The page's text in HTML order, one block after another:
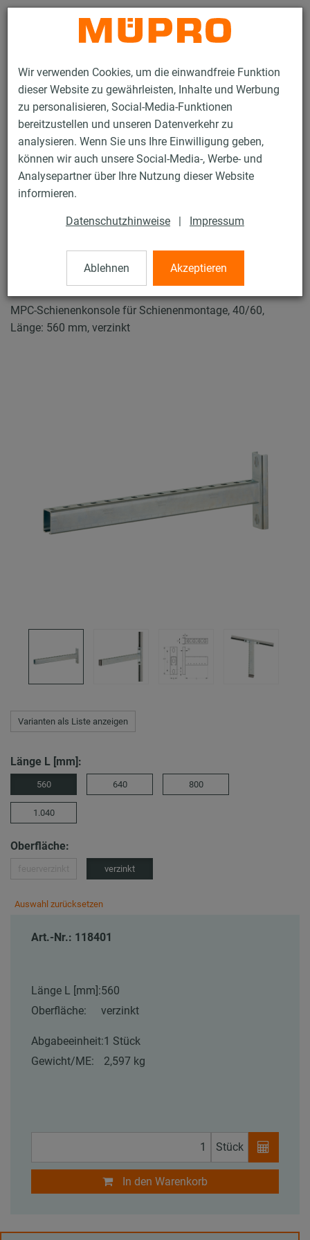
Wir verwenden Cookies, um die einwandfreie Funktion
dieser Website zu gewährleisten, Inhalte und Werbung
zu personalisieren, Social-Media-Funktionen
bereitzustellen und unseren Datenverkehr zu
analysieren. Wenn Sie uns Ihre Einwilligung geben,
können wir auch unsere Social-Media-, Werbe- und
Analysepartner über Ihre Nutzung dieser Website
informieren.
Datenschutzhinweise | Impressum
Ablehnen Akzeptieren
Kontakt
Produkte Befestigungstechnik
Lüftungsbefestigung
Installationsschienen für die Lüftungsbefestigung
MPC-Systemschienen (leichter bis mittlerer Lastbereich)
MPC-Schienenkonsolen
5 / 62
MPC-Schienenkonsolen
MPC-Schienenkonsole für Schienenmontage, 40/60,
Länge: 560 mm, verzinkt
Varianten als Liste anzeigen
Länge L [mm]:
560 640 800
1.040
Oberfläche:
verzinkt
Auswahl zurücksetzen
Art.-Nr.: 118401
Länge L [mm]:560
Oberfläche:
verzinkt
Abgabeeinheit:1 Stück
Gewicht/ME:
2,597 kg
Stück
In den Warenkorb